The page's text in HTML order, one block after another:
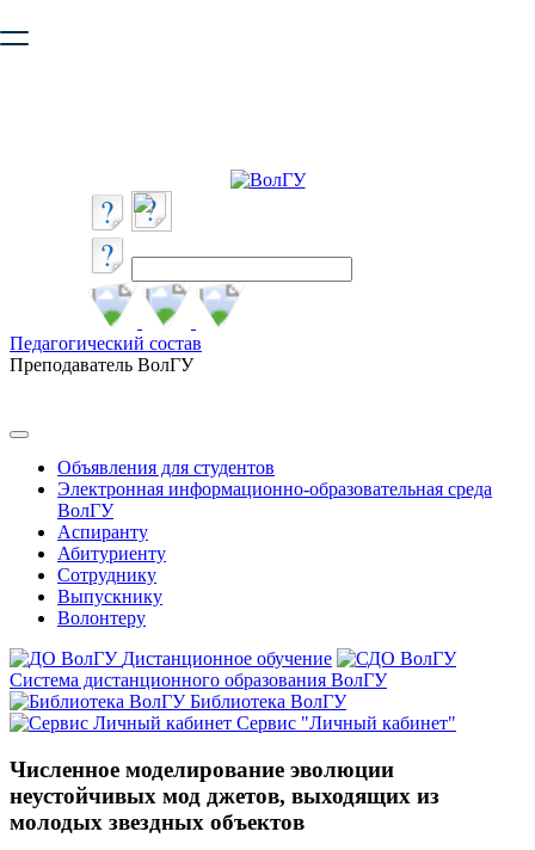
безопасную работу с сайтом. Пожалуйста
Педагогический состав
Преподаватель ВолГУ
Объявления для студентов
Электронная информационно-образовательная среда
ВолГУ
Аспиранту
Абитуриенту
Сотруднику
Выпускнику
Волонтеру
Дистанционное обучение
Система дистанционного образования ВолГУ
Библиотека ВолГУ
Сервис "Личный кабинет"
Численное моделирование эволюции
неустойчивых мод джетов, выходящих из
молодых звездных объектов